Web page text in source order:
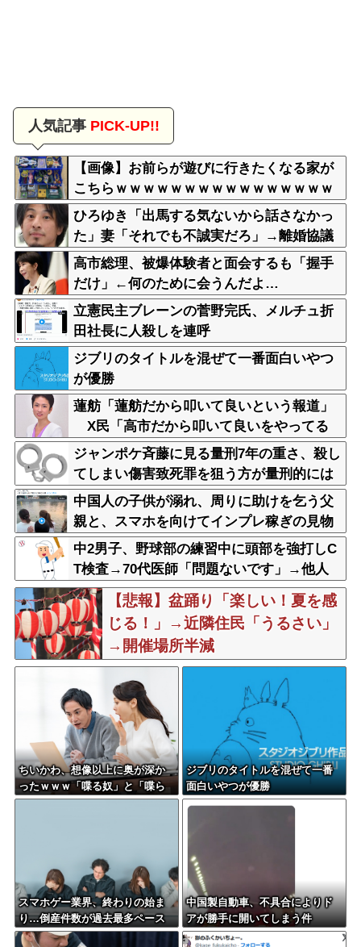
人気記事PICK-UP!!
【画像】お前らが遊びに行きたくなる家が
こちらｗｗｗｗｗｗｗｗｗｗｗｗｗｗｗｗ
ｗｗｗｗｗｗｗｗｗｗｗｗｗｗｗｗ
ひろゆき「出馬する気ないから話さなかっ
た」妻「それでも不誠実だろ」→離婚協議
へｗｗｗｗｗ
高市総理、被爆体験者と面会するも「握手
だけ」←何のために会うんだよ…
立憲民主ブレーンの菅野完氏、メルチュ折
田社長に人殺しを連呼
ジブリのタイトルを混ぜて一番面白いやつ
が優勝
蓮舫「蓮舫だから叩いて良いという報道」
X民「高市だから叩いて良いをやってる
のがお前だろ」
ジャンポケ斉藤に見る量刑7年の重さ、殺し
てしまい傷害致死罪を狙う方が量刑的には
軽いと話題
中国人の子供が溺れ、周りに助けを乞う父
親と、スマホを向けてインプレ稼ぎの見物
人
中2男子、野球部の練習中に頭部を強打しC
T検査→70代医師「問題ないです」→他人
のCT画像で中学生死亡
【悲報】盆踊り「楽しい！夏を感
じる！」→近隣住民「うるさい」
→開催場所半減
ちいかわ、想像以上に奥が深か
ったｗｗｗ「喋る奴」と「喋ら
ない奴」で人格に差がある模様
ジブリのタイトルを混ぜて一番
面白いやつが優勝
スマホゲー業界、終わりの始ま
り…倒産件数が過去最多ペース
「数億円かけても爆ﾀﾋ」
中国製自動車、不具合によりド
アが勝手に開いてしまう件